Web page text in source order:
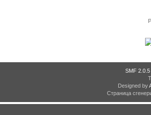
SMF 2.0.5
Designed by
Страница